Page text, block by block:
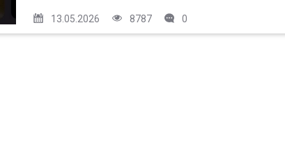
13.05.2026 8787 0